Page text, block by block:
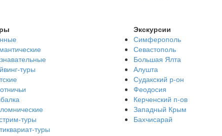
туры
туры
туры
Экскурсии
Симферополь
Севастополь
Большая Ялта
Алушта
Судакский р-он
Феодосия
Керченский п-ов
Западный Крым
Бахчисарай